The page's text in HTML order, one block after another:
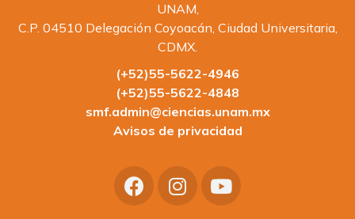
UNAM,
C.P. 04510 Delegación Coyoacán, Ciudad Universitaria,
CDMX.
(+52)55-5622-4946
(+52)55-5622-4848
smf.admin@ciencias.unam.mx
Avisos de privacidad